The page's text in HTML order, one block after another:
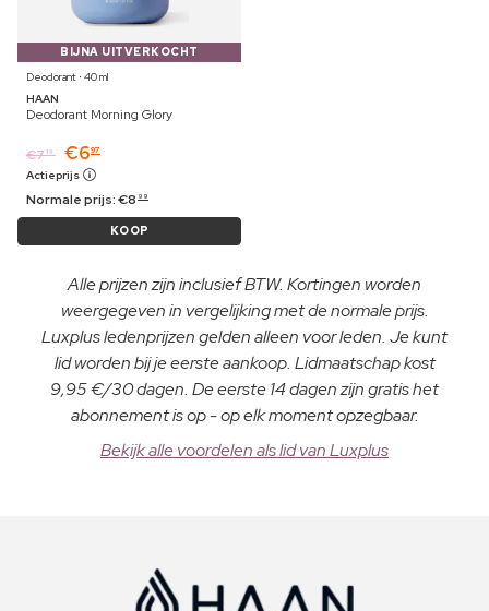
BIJNA UITVERKOCHT
Deodorant ⋅ 40 ml
HAAN
Deodorant Morning Glory
€719 €697
Actieprijs
Normale prijs:€8 99
KOOP
Alle prijzen zijn inclusief BTW. Kortingen worden
weergegeven in vergelijking met de normale prijs.
Luxplus ledenprijzen gelden alleen voor leden. Je kunt
lid worden bij je eerste aankoop. Lidmaatschap kost
9,95 €/30 dagen. De eerste 14 dagen zijn gratis het
abonnement is op - op elk moment opzegbaar.
Bekijk alle voordelen als lid van Luxplus